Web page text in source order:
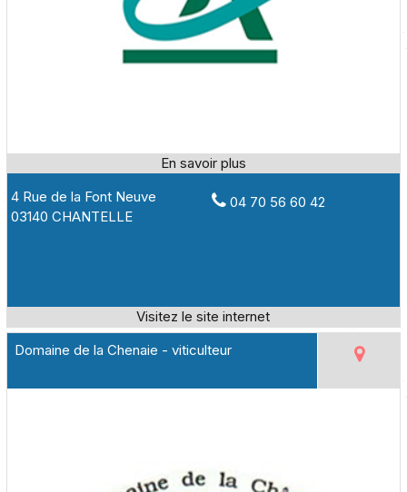
4 Rue de la Font Neuve
03140 CHANTELLE
04 70 56 60 42
Domaine de la Chenaie - viticulteur